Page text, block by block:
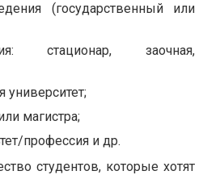
(государственный или
стационар, заочная,
университет;
магистра;
профессия и др.
студентов, которые хотят